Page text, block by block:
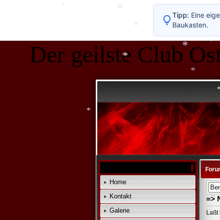
Der geilste Club
Home
Kontakt
Galerie
=>
Laßt
Tipp: Eine
Baukasten.
*
*